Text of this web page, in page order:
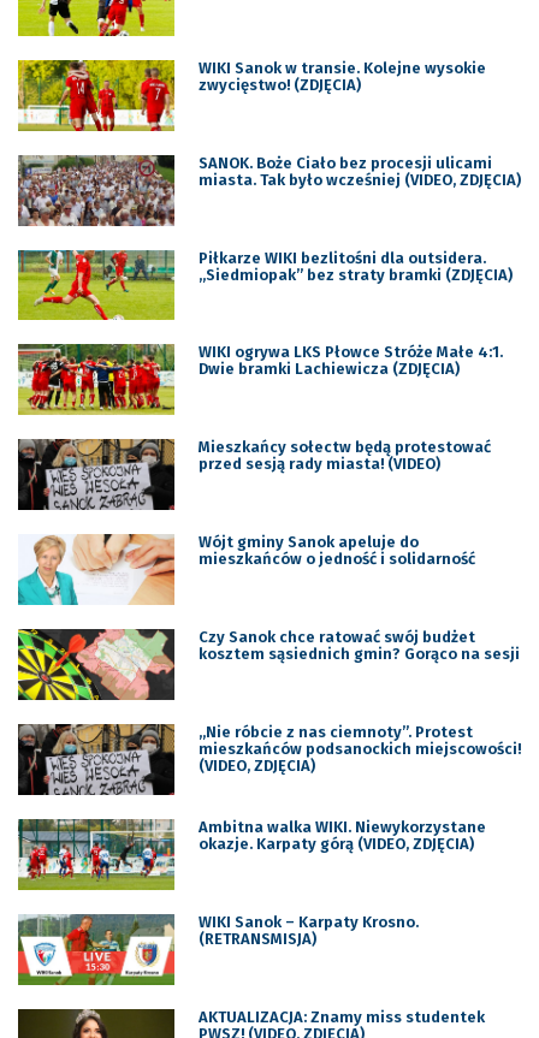
WIKI Sanok w transie. Kolejne wysokie
zwycięstwo! (ZDJĘCIA)
SANOK. Boże Ciało bez procesji ulicami
miasta. Tak było wcześniej (VIDEO, ZDJĘCIA)
Piłkarze WIKI bezlitośni dla outsidera.
„Siedmiopak” bez straty bramki (ZDJĘCIA)
WIKI ogrywa LKS Płowce Stróże Małe 4:1.
Dwie bramki Lachiewicza (ZDJĘCIA)
Mieszkańcy sołectw będą protestować
przed sesją rady miasta! (VIDEO)
Wójt gminy Sanok apeluje do
mieszkańców o jedność i solidarność
Czy Sanok chce ratować swój budżet
kosztem sąsiednich gmin? Gorąco na sesji
„Nie róbcie z nas ciemnoty”. Protest
mieszkańców podsanockich miejscowości!
(VIDEO, ZDJĘCIA)
Ambitna walka WIKI. Niewykorzystane
okazje. Karpaty górą (VIDEO, ZDJĘCIA)
WIKI Sanok – Karpaty Krosno.
(RETRANSMISJA)
AKTUALIZACJA: Znamy miss studentek
PWSZ! (VIDEO, ZDJĘCIA)